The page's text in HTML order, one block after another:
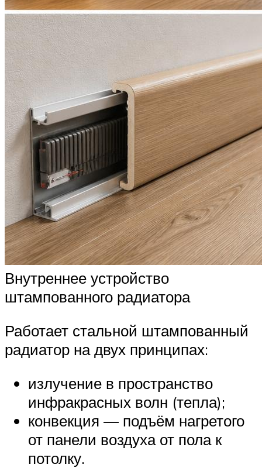
Внутреннее устройство
штампованного радиатора
Работает стальной штампованный
радиатор на двух принципах:
излучение в пространство
инфракрасных волн (тепла);
конвекция — подъём нагретого
от панели воздуха от пола к
потолку.